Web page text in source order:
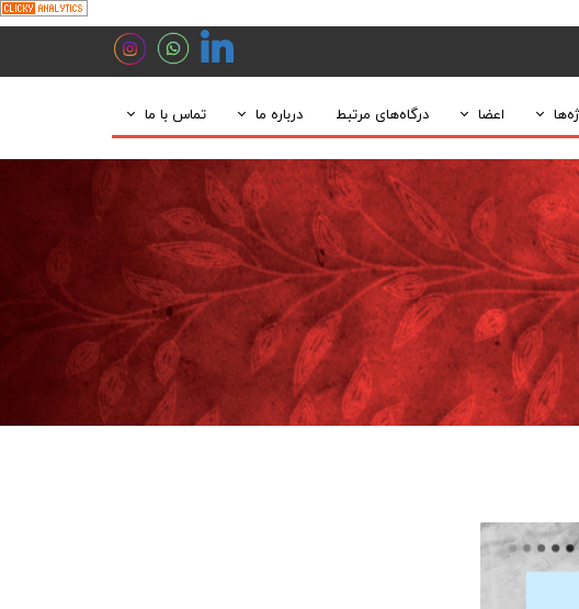
و اکتشاف
طراحی معدن
معدنی
معدنی
و اقتصادی
صنعتی و معدنی خاتمه یافته
طرح‌های اکتشافی و بهره‌برداری
پروژه‌های در دست انجام
اعضا
هیات مدیره
مدیران
درگاه‌های مرتبط درباره ما
درباره ما
چارت سازمانی
گالری
تماس با ما
ارتباط با مدیر عامل
ارتباط با مدیر پروژه‌های معدنی
درخواست همکاری